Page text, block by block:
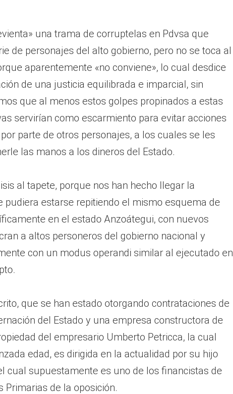
una trama de corruptelas en Pdvsa que
de personajes del alto gobierno, pero no se toca al
aparentemente «no conviene», lo cual desdice
de una justicia equilibrada e imparcial, sin
que al menos estos golpes propinados a estas
servirían como escarmiento para evitar acciones
parte de otros personajes, a los cuales se les
las manos a los dineros del Estado.
al tapete, porque nos han hecho llegar la
pudiera estarse repitiendo el mismo esquema de
en el estado Anzoátegui, con nuevos
a altos personeros del gobierno nacional y
con un modus operandi similar al ejecutado en
que se han estado otorgando contrataciones de
del Estado y una empresa constructora de
del empresario Umberto Petricca, la cual
edad, es dirigida en la actualidad por su hijo
cual supuestamente es uno de los financistas de
Primarias de la oposición.